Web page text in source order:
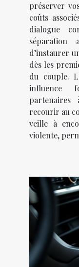
préserver
coûts
dialogue
séparation
d’instaurer
dès les
du couple.
influence
partenaires
recourir au
veille à
violente,